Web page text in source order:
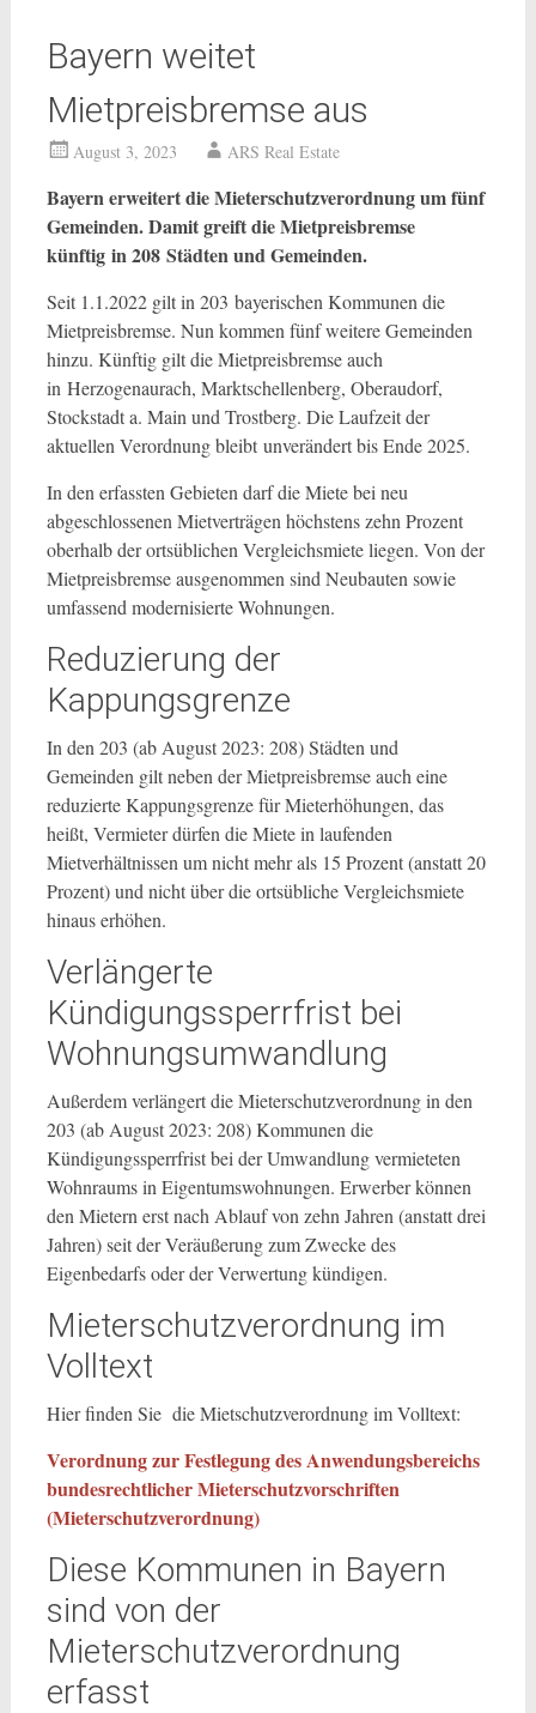
Bayern weitet
Mietpreisbremse aus
August 3, 2023 ARS Real Estate
Bayern erweitert die Mieterschutzverordnung um fünf
Gemeinden. Damit greift die Mietpreisbremse
künftig in 208 Städten und Gemeinden.
Seit 1.1.2022 gilt in 203 bayerischen Kommunen die
Mietpreisbremse. Nun kommen fünf weitere Gemeinden
hinzu. Künftig gilt die Mietpreisbremse auch
in Herzogenaurach, Marktschellenberg, Oberaudorf,
Stockstadt a. Main und Trostberg. Die Laufzeit der
aktuellen Verordnung bleibt unverändert bis Ende 2025.
In den erfassten Gebieten darf die Miete bei neu
abgeschlossenen Mietverträgen höchstens zehn Prozent
oberhalb der ortsüblichen Vergleichsmiete liegen. Von der
Mietpreisbremse ausgenommen sind Neubauten sowie
umfassend modernisierte Wohnungen.
Reduzierung der
Kappungsgrenze
In den 203 (ab August 2023: 208) Städten und
Gemeinden gilt neben der Mietpreisbremse auch eine
reduzierte Kappungsgrenze für Mieterhöhungen, das
heißt, Vermieter dürfen die Miete in laufenden
Mietverhältnissen um nicht mehr als 15 Prozent (anstatt 20
Prozent) und nicht über die ortsübliche Vergleichsmiete
hinaus erhöhen.
Verlängerte
Kündigungssperrfrist bei
Wohnungsumwandlung
Außerdem verlängert die Mieterschutzverordnung in den
203 (ab August 2023: 208) Kommunen die
Kündigungssperrfrist bei der Umwandlung vermieteten
Wohnraums in Eigentumswohnungen. Erwerber können
den Mietern erst nach Ablauf von zehn Jahren (anstatt drei
Jahren) seit der Veräußerung zum Zwecke des
Eigenbedarfs oder der Verwertung kündigen.
Mieterschutzverordnung im
Volltext
Hier finden Sie die Mietschutzverordnung im Volltext:
Verordnung zur Festlegung des Anwendungsbereichs
bundesrechtlicher Mieterschutzvorschriften
(Mieterschutzverordnung)
Diese Kommunen in Bayern
sind von der
Mieterschutzverordnung
erfasst